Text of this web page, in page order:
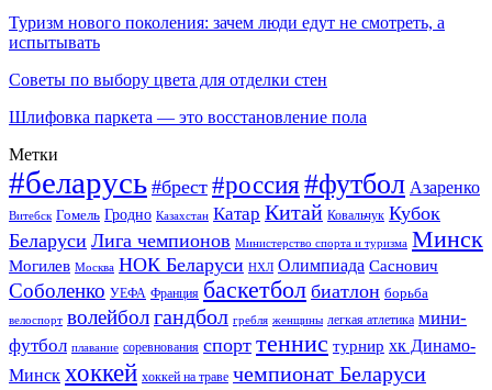
Туризм нового поколения: зачем люди едут не смотреть, а
испытывать
Советы по выбору цвета для отделки стен
Шлифовка паркета — это восстановление пола
Метки
#беларусь #брест #россия#футбол Азаренко
Витебск Гомель Гродно Казахстан Катар Китай Ковальчук Кубок
Беларуси Лига чемпионов Министерство спорта и туризма Минск
Могилев Москва НОК Беларуси НХЛ Олимпиада Саснович
Соболенко УЕФА Франция баскетбол биатлон борьба
велоспорт волейболгандбол гребля женщины легкая атлетика мини-
футбол плавание соревнования спорт теннис турнир хк Динамо-
Минск хоккей хоккей на траве чемпионат Беларуси